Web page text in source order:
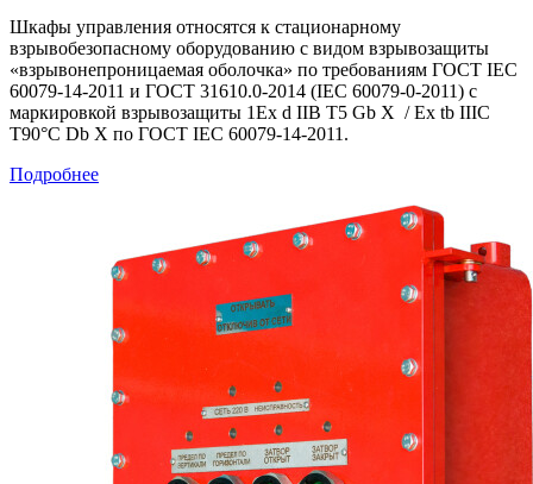
Шкафы управления относятся к стационарному
взрывобезопасному оборудованию с видом взрывозащиты
«взрывонепроницаемая оболочка» по требованиям ГОСТ IEC
60079-14-2011 и ГОСТ 31610.0-2014 (IEC 60079-0-2011) с
маркировкой взрывозащиты 1Ex d IIB T5 Gb Х / Ex tb IIIC
T90°C Db Х по ГОСТ IEC 60079-14-2011.
Подробнее